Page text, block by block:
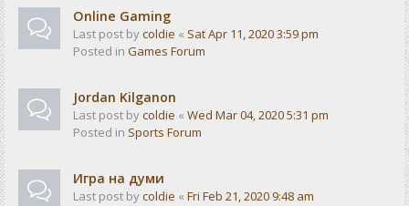
Online Gaming
Last post bycoldie « Sat Apr 11, 2020 3:59 pm
Posted in Games Forum
Jordan Kilganon
Last post bycoldie « Wed Mar 04, 2020 5:31 pm
Posted in Sports Forum
Игра на думи
Last post bycoldie « Fri Feb 21, 2020 9:48 am